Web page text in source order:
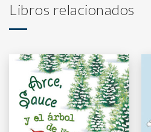
Libros relacionados